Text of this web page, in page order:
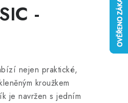
-
nejen praktické,
kroužkem
je navržen s jedním